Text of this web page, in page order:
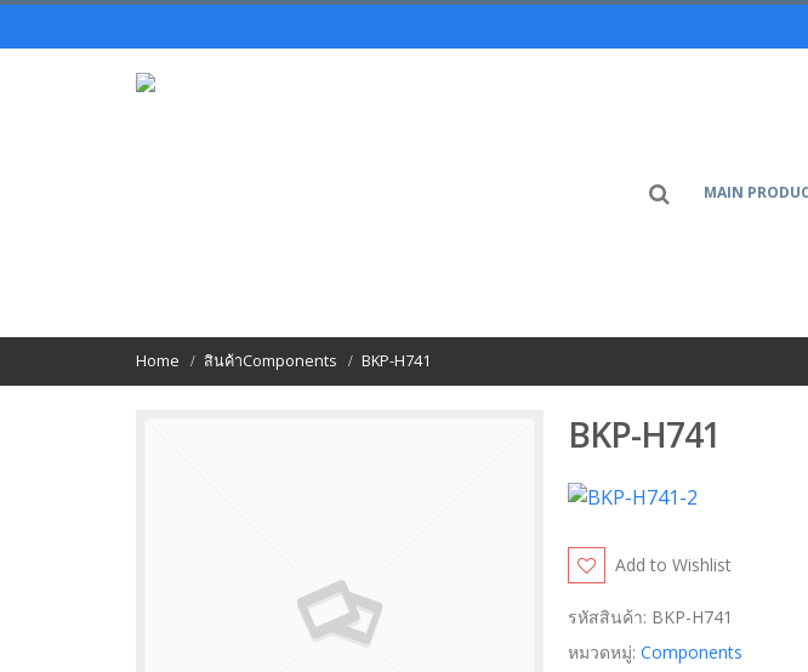
MAIN
Home สินค้าComponents BKP-H741
BKP-H741
Add to Wishlist
รหัสสินค้า: BKP-H741
หมวดหมู่:Components